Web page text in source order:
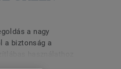
a nagy
a biztonság a
is, ha a padlót víz